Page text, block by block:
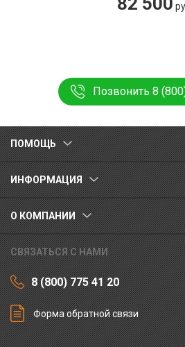
Позвонить 8
ПОМОЩЬ
ИНФОРМАЦИЯ
О КОМПАНИИ
СВЯЗАТЬСЯ С НАМИ
8 (800) 775 41 20
Форма обратной связи